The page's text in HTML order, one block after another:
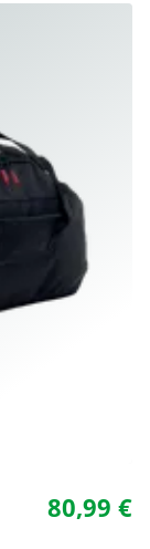
80,99 €